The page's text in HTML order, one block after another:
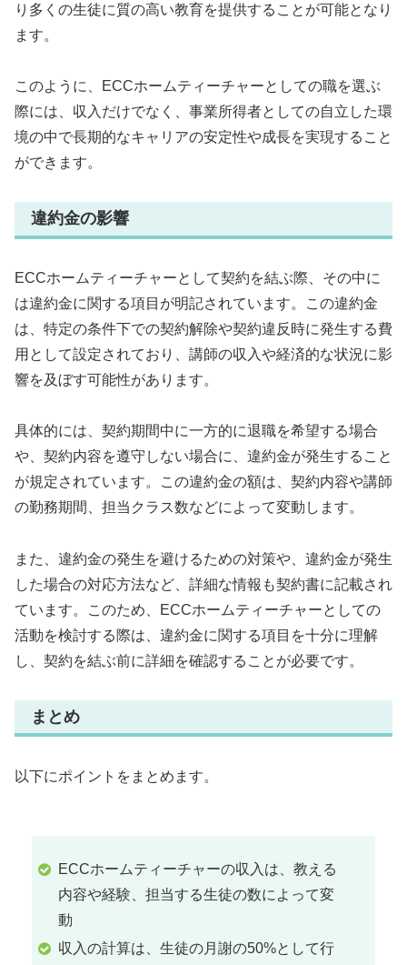
り多くの生徒に質の高い教育を提供することが可能となり
ます。
このように、ECCホームティーチャーとしての職を選ぶ
際には、収入だけでなく、事業所得者としての自立した環
境の中で長期的なキャリアの安定性や成長を実現すること
ができます。
違約金の影響
ECCホームティーチャーとして契約を結ぶ際、その中に
は違約金に関する項目が明記されています。この違約金
は、特定の条件下での契約解除や契約違反時に発生する費
用として設定されており、講師の収入や経済的な状況に影
響を及ぼす可能性があります。
具体的には、契約期間中に一方的に退職を希望する場合
や、契約内容を遵守しない場合に、違約金が発生すること
が規定されています。この違約金の額は、契約内容や講師
の勤務期間、担当クラス数などによって変動します。
また、違約金の発生を避けるための対策や、違約金が発生
した場合の対応方法など、詳細な情報も契約書に記載され
ています。このため、ECCホームティーチャーとしての
活動を検討する際は、違約金に関する項目を十分に理解
し、契約を結ぶ前に詳細を確認することが必要です。
まとめ
以下にポイントをまとめます。
ECCホームティーチャーの収入は、教える
内容や経験、担当する生徒の数によって変
動
収入の計算は、生徒の月謝の50%として行